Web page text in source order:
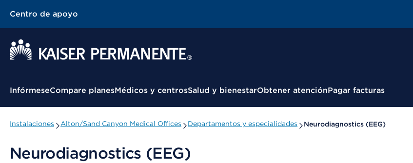
Centro de apoyo
Menú contextual
InfórmeseCompare planesMédicos y centrosSalud y bienestarObtener atenciónPagar facturas
Instalaciones Alton/Sand Canyon Medical Offices Departamentos y especialidades Neurodiagnostics (EEG)
Neurodiagnostics (EEG)